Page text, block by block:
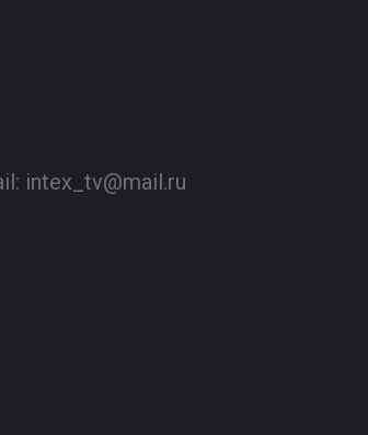
intex_tv@mail.ru